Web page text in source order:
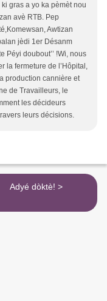
gras a yo ka pèmèt nou
avè RTB. Pep
Awtizan
jèdi 1er Désanm
Péyi doubout’’ !Wi, nous
la fermeture de l’Hôpital,
production cannière et
de Travailleurs, le
les décideurs
leurs décisions.
Adyé dòktè! >